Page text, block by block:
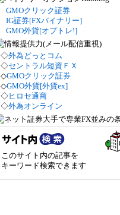
GMOクリック証券
IG証券[FXバイナリー]
GMO外貨[オプトレ!]
◇外為どっとコム
◇セントラル短資ＦＸ
◇GMOクリック証券
◇GMO外貨[外貨ex]
◇ヒロセ通商
◇外為オンライン
このサイト内の記事を
キーワード検索できます